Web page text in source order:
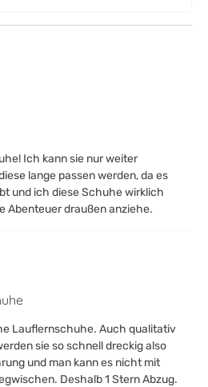
Ich kann sie nur weiter
lange passen werden, da es
und ich diese Schuhe wirklich
Abenteuer draußen anziehe.
Lauflernschuhe. Auch qualitativ
sie so schnell dreckig also
und man kann es nicht mit
Deshalb 1 Stern Abzug.